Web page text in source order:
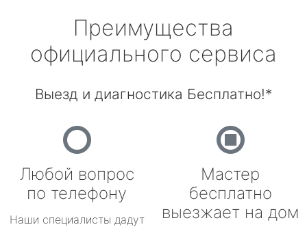
Преимущества
официального сервиса
Выезд и диагностика Бесплатно!*
Любой вопрос
по телефону
Наши специалисты дадут
Мастер
бесплатно
выезжает на дом